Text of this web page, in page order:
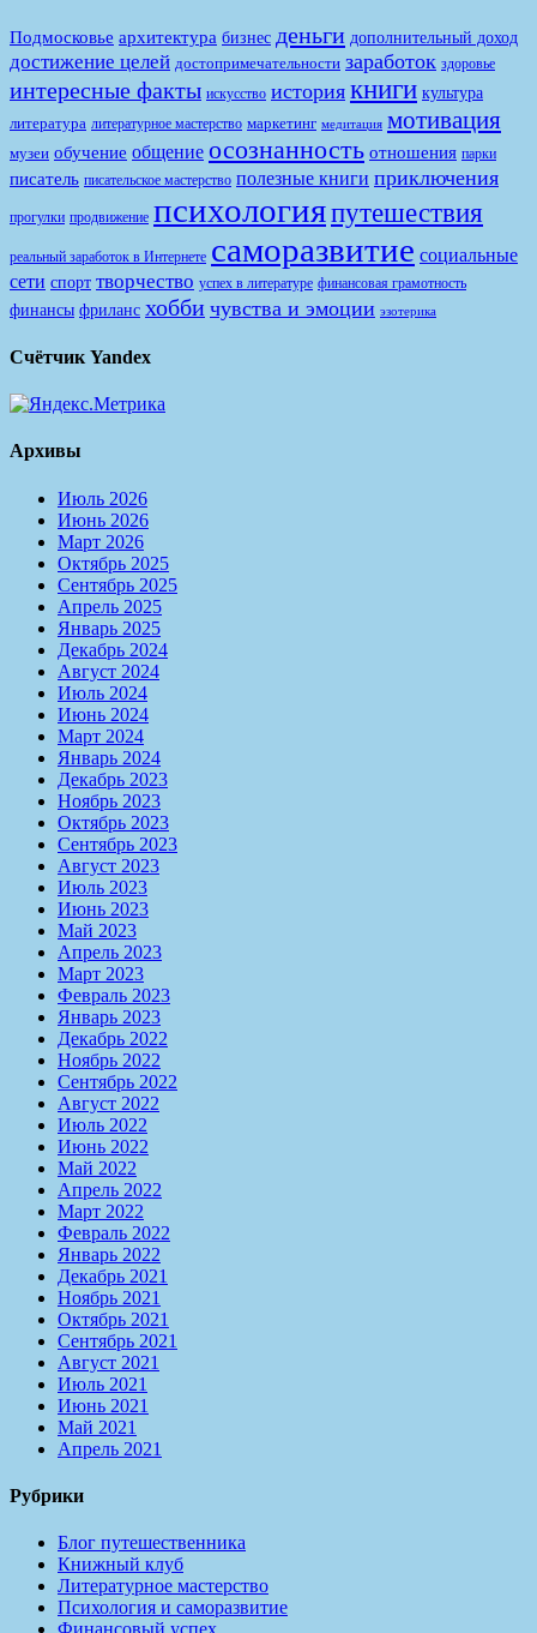
Подмосковье архитектура бизнес деньги дополнительный доход
достижение целей достопримечательности заработок здоровье
интересные факты искусство история книги культура
литература литературное мастерство маркетинг медитация мотивация
музеи обучение общение осознанность отношения парки
писатель писательское мастерство полезные книги приключения
прогулки продвижение психологияпутешествия
реальный заработок в Интернете саморазвитие социальные
сети спорт творчество успех в литературе финансовая грамотность
финансы фриланс хобби чувства и эмоции эзотерика
Счётчик Yandex
Архивы
Июль 2026
Июнь 2026
Март 2026
Октябрь 2025
Сентябрь 2025
Апрель 2025
Январь 2025
Декабрь 2024
Август 2024
Июль 2024
Июнь 2024
Март 2024
Январь 2024
Декабрь 2023
Ноябрь 2023
Октябрь 2023
Сентябрь 2023
Август 2023
Июль 2023
Июнь 2023
Май 2023
Апрель 2023
Март 2023
Февраль 2023
Январь 2023
Декабрь 2022
Ноябрь 2022
Сентябрь 2022
Август 2022
Июль 2022
Июнь 2022
Май 2022
Апрель 2022
Март 2022
Февраль 2022
Январь 2022
Декабрь 2021
Ноябрь 2021
Октябрь 2021
Сентябрь 2021
Август 2021
Июль 2021
Июнь 2021
Май 2021
Апрель 2021
Рубрики
Блог путешественника
Книжный клуб
Литературное мастерство
Психология и саморазвитие